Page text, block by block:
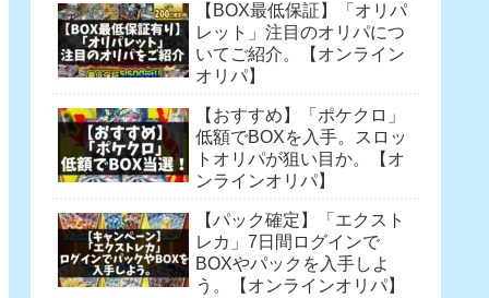
【BOX最低保証】「オリパ
レット」注目のオリパにつ
いてご紹介。【オンライン
オリパ】
【おすすめ】「ポケクロ」
低額でBOXを入手。スロッ
トオリパが狙い目か。【オ
ンラインオリパ】
【パック確定】「エクスト
レカ」7日間ログインで
BOXやパックを入手しよ
う。【オンラインオリパ】